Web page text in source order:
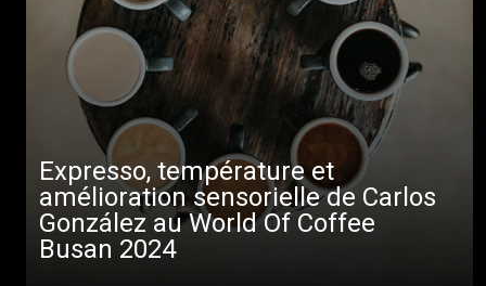
Expresso, température et
amélioration sensorielle de Carlos
González au World Of Coffee
Busan 2024